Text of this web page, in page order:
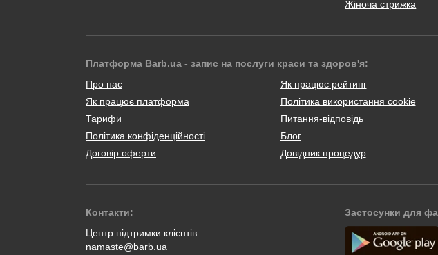
Жіноча стрижка
Платформа Barb.ua - запис на послуги краси та здоров'я:
Про нас
Як працює платформа
Тарифи
Політика конфіденційності
Договір оферти
Як працює рейтинг
Політика використання cookie
Питання-відповідь
Блог
Довідник процедур
Контакти:
Центр підтримки клієнтів:
namaste@barb.ua
Застосунки для